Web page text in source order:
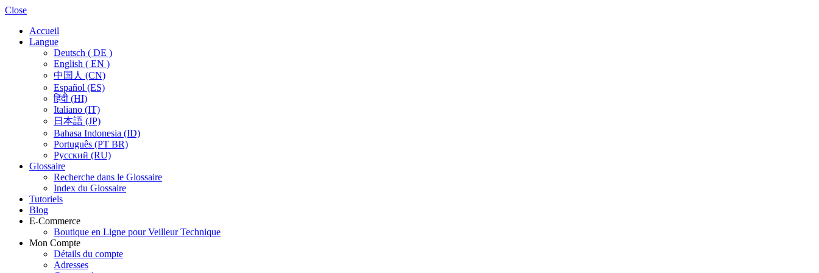
Close
Accueil
Langue
Deutsch ( DE )
English ( EN )
中国人 (CN)
Español (ES)
हिंदी (HI)
Italiano (IT)
日本語 (JP)
Bahasa Indonesia (ID)
Português (PT BR)
Pусский (RU)
Glossaire
Recherche dans le Glossaire
Index du Glossaire
Tutoriels
Blog
E-Commerce
Boutique en Ligne pour Veilleur Technique
Mon Compte
Détails du compte
Adresses